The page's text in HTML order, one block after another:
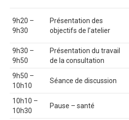
9h20 –
9h30
Présentation des
objectifs de l’atelier
9h30 –
9h50
Présentation du travail
de la consultation
9h50 –
10h10
Séance de discussion
10h10 –
10h30
Pause – santé